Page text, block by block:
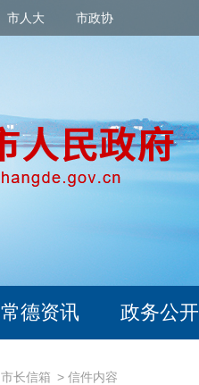
市人大 市政协
常德资讯 政务公开
市长信箱 > 信件内容